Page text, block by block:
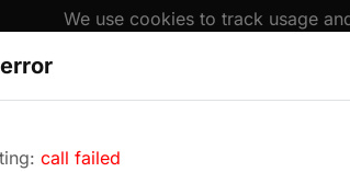
We use cookies to track usage
Túranaptár
call failed